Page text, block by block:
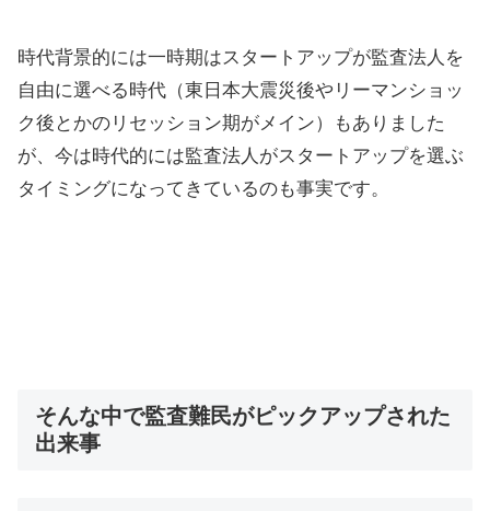
時代背景的には一時期はスタートアップが監査法人を
自由に選べる時代（東日本大震災後やリーマンショッ
ク後とかのリセッション期がメイン）もありました
が、今は時代的には監査法人がスタートアップを選ぶ
タイミングになってきているのも事実です。
そんな中で監査難民がピックアップされた
出来事